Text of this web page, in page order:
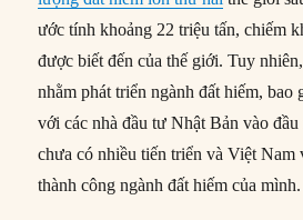
ước tính khoảng 22 triệu tấn, chiếm
được biết đến của thế giới. Tuy
nhằm phát triển ngành đất hiếm, bao
với các nhà đầu tư Nhật Bản vào
chưa có nhiều tiến triển và Việt Nam
thành công ngành đất hiếm của mình.